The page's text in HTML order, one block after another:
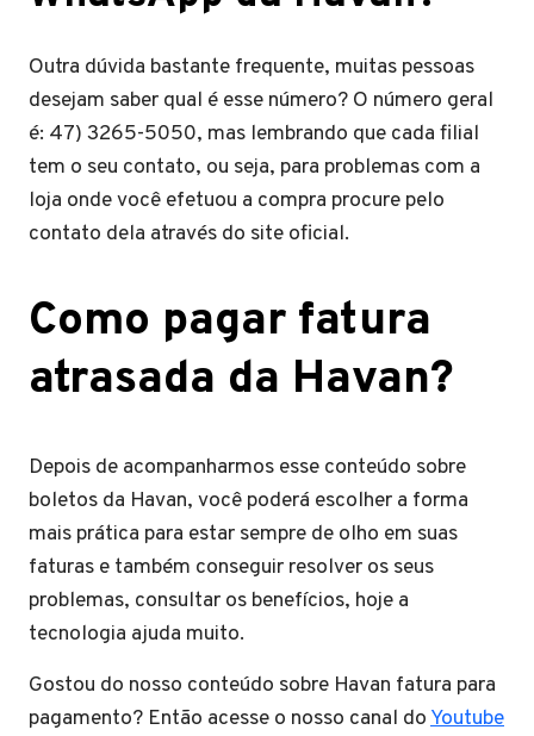
Outra dúvida bastante frequente, muitas pessoas
desejam saber qual é esse número? O número geral
é: 47) 3265-5050, mas lembrando que cada filial
tem o seu contato, ou seja, para problemas com a
loja onde você efetuou a compra procure pelo
contato dela através do site oficial.
Como pagar fatura
atrasada da Havan?
Depois de acompanharmos esse conteúdo sobre
boletos da Havan, você poderá escolher a forma
mais prática para estar sempre de olho em suas
faturas e também conseguir resolver os seus
problemas, consultar os benefícios, hoje a
tecnologia ajuda muito.
Gostou do nosso conteúdo sobre Havan fatura para
pagamento? Então acesse o nosso canal doYoutube